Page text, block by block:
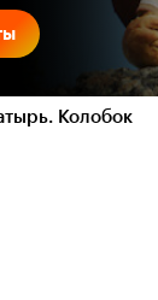
Колобок